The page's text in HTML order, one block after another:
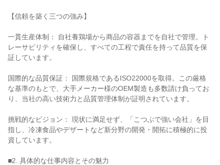
【信頼を築く三つの強み】
一貫生産体制： 自社養鶏場から商品の容器までを自社で管理。ト
レーサビリティを確保し、すべての工程で責任を持って品質を保
証しています。
国際的な品質保証： 国際規格であるISO22000を取得。この厳格
な基準のもとで、大手メーカー様のOEM製造も多数請け負ってお
り、当社の高い技術力と品質管理体制が証明されています。
挑戦的なビジョン： 現状に満足せず、「こつぶで強い会社」を目
指し、冷凍食品やデザートなど新分野の開発・開拓に積極的に投
資しています。
■2. 具体的な仕事内容とその魅力